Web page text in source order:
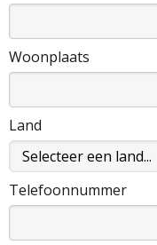
Woonplaats
Land
Telefoonnummer